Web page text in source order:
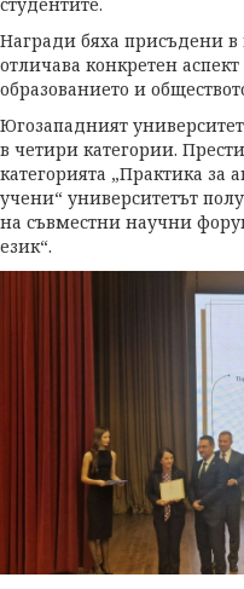
Награди бяха присъдени в
отличава конкретен
образованието и
Югозападният
в четири категории.
категорията „Практика
учени“ университетът
на съвместни научни
език“.